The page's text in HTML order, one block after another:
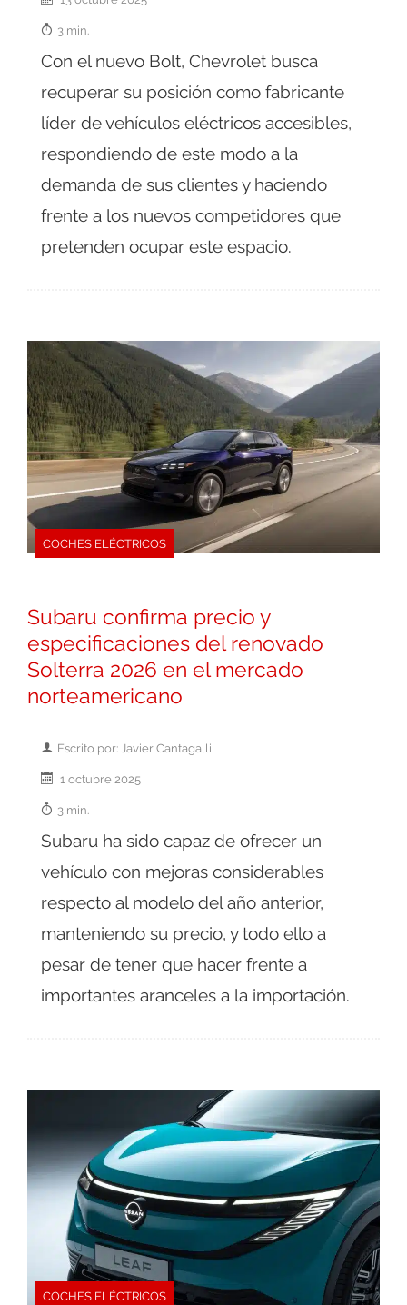
3 min.
Con el nuevo Bolt, Chevrolet busca
recuperar su posición como fabricante
líder de vehículos eléctricos accesibles,
respondiendo de este modo a la
demanda de sus clientes y haciendo
frente a los nuevos competidores que
pretenden ocupar este espacio.
COCHES ELÉCTRICOS
Subaru confirma precio y
especificaciones del renovado
Solterra 2026 en el mercado
norteamericano
Escrito por: Javier Cantagalli
1 octubre 2025
3 min.
Subaru ha sido capaz de ofrecer un
vehículo con mejoras considerables
respecto al modelo del año anterior,
manteniendo su precio, y todo ello a
pesar de tener que hacer frente a
importantes aranceles a la importación.
COCHES ELÉCTRICOS